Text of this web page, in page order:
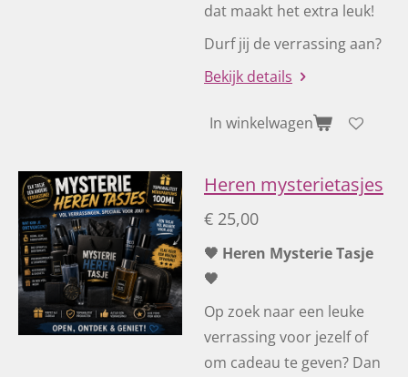
dat maakt het extra leuk!
Durf jij de verrassing aan?
Bekijk details
In winkelwagen
Heren mysterietasjes
€ 25,00
🖤 Heren Mysterie Tasje
🖤
Op zoek naar een leuke
verrassing voor jezelf of
om cadeau te geven? Dan